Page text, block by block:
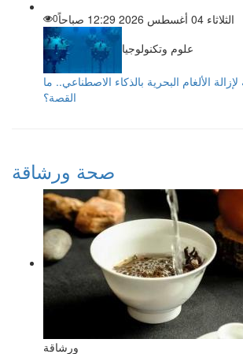
الثلاثاء 04 أغسطس 2026 12:29 صباحاً
0
علوم وتكنولوجيا
الألغام البحرية بالذكاء الاصطناعي.. ما
القصة؟
صحة ورشاقة
ورشاقة